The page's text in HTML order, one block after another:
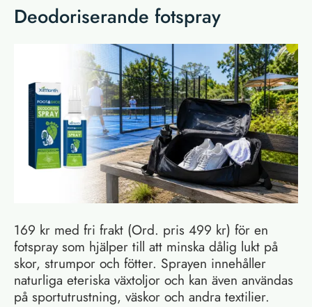
Deodoriserande fotspray
169 kr med fri frakt (Ord. pris 499 kr) för en
fotspray som hjälper till att minska dålig lukt på
skor, strumpor och fötter. Sprayen innehåller
naturliga eteriska växtoljor och kan även användas
på sportutrustning, väskor och andra textilier.